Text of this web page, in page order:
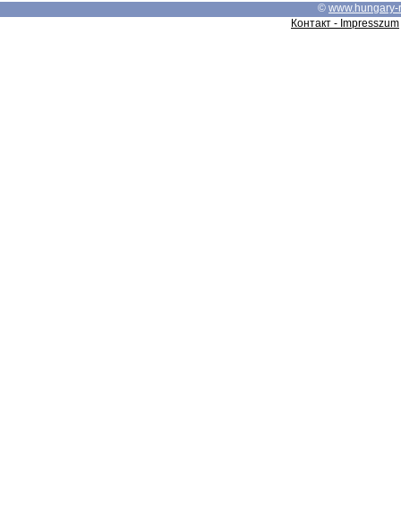
© www.hungary-
Контакт - Impresszum